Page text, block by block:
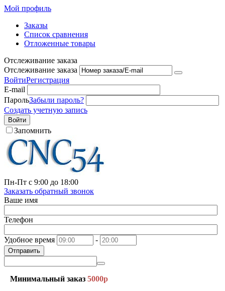
Мой профиль
Заказы
Список сравнения
Отложенные товары
Отслеживание заказа
Отслеживание заказа
ВойтиРегистрация
E-mail
ПарольЗабыли пароль?
Создать учетную запись
Войти
Запомнить
Пн-Пт с 9:00 до 18:00
Заказать обратный звонок
Ваше имя
Телефон
Удобное время -
Отправить
Минимальный заказ 5000р